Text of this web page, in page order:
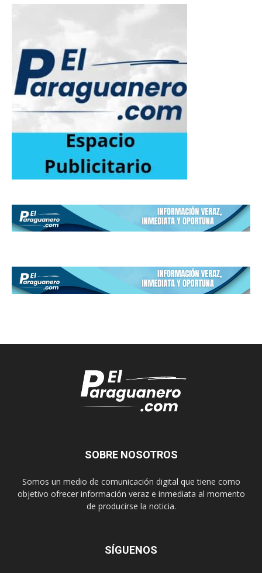
SOBRE NOSOTROS
Somos un medio de comunicación digital que tiene como
objetivo ofrecer información veraz e inmediata al momento
de producirse la noticia.
SÍGUENOS